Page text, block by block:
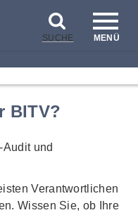
SUCHE MENÜ
BITV?
Verantwortlichen
Wissen Sie, ob Ihre